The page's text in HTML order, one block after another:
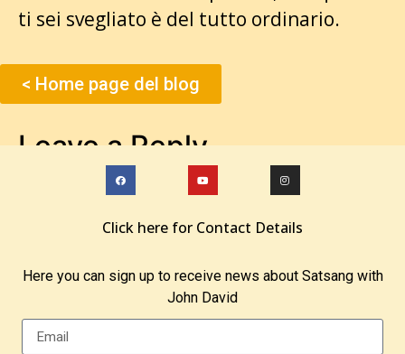
ti sei svegliato è del tutto ordinario.
< Home page del blog
Leave a Reply
logged in to post a comment.
Click here for Contact Details
Here you can sign up to receive news about Satsang with
John David